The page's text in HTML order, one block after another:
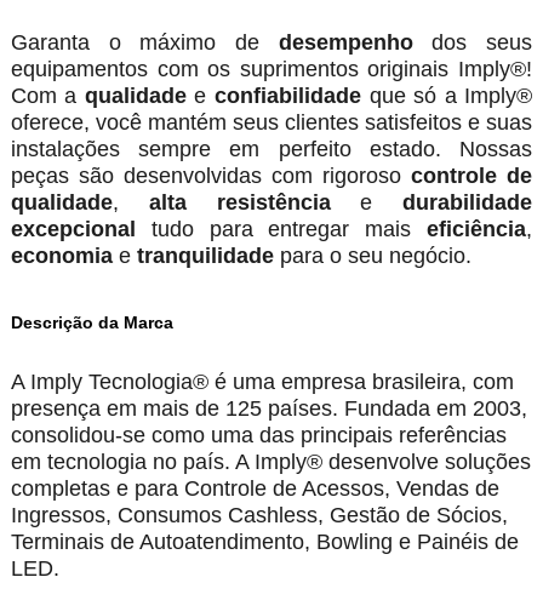
Garanta o máximo de desempenhodos seus
equipamentos com os suprimentos originais Imply®!
Com a qualidadeeconfiabilidade que só a Imply®
oferece, você mantém seus clientes satisfeitos e suas
instalações sempre em perfeito estado. Nossas
peças são desenvolvidas com rigorosocontrole de
qualidade, alta resistênciaedurabilidade
excepcional tudo para entregar maiseficiência,
economiae tranquilidadepara o seu negócio.
Descrição da Marca
A Imply Tecnologia® é uma empresa brasileira, com
presença em mais de 125 países. Fundada em 2003,
consolidou-se como uma das principais referências
em tecnologia no país. A Imply® desenvolve soluções
completas e para Controle de Acessos, Vendas de
Ingressos, Consumos Cashless, Gestão de Sócios,
Terminais de Autoatendimento, Bowling e Painéis de
LED.